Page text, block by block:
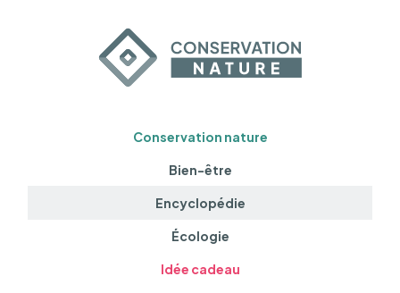
Conservation nature
Bien-être
Encyclopédie
Écologie
Idée cadeau